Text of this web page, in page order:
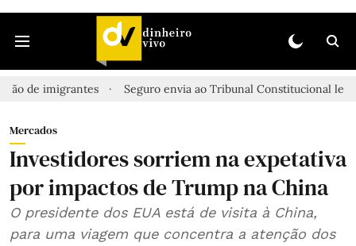
Seguro envia ao Tribunal Constitucional lei que facilita
Mercados
Investidores sorriem na expetativa
por impactos de Trump na China
O presidente dos EUA está de visita à China,
para uma viagem que concentra a atenção dos